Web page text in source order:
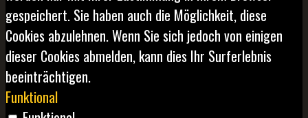
gespeichert. Sie haben auch die Möglichkeit, diese
Cookies abzulehnen. Wenn Sie sich jedoch von einigen
dieser Cookies abmelden, kann dies Ihr Surferlebnis
beeinträchtigen.
Funktional